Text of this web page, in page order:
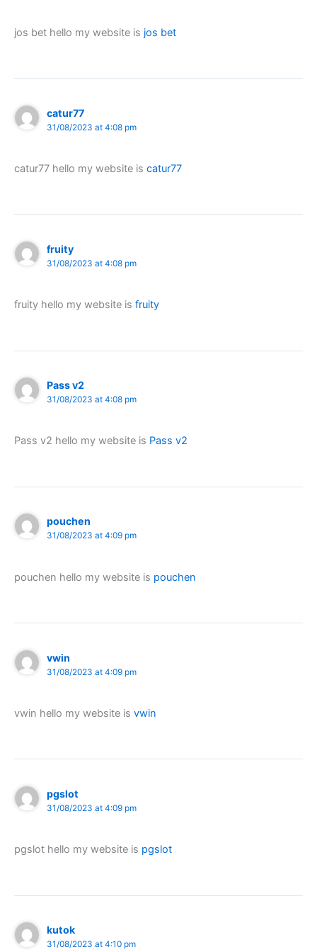
jos bet hello my website is jos bet
catur77
31/08/2023 at 4:08 pm
catur77 hello my website is catur77
fruity
31/08/2023 at 4:08 pm
fruity hello my website is fruity
Pass v2
31/08/2023 at 4:08 pm
Pass v2 hello my website is Pass v2
pouchen
31/08/2023 at 4:09 pm
pouchen hello my website is pouchen
vwin
31/08/2023 at 4:09 pm
vwin hello my website is vwin
pgslot
31/08/2023 at 4:09 pm
pgslot hello my website is pgslot
kutok
31/08/2023 at 4:10 pm